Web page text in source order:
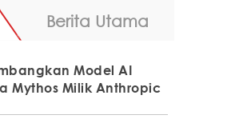
Berita Utama
Model AI
Mythos Milik Anthropic